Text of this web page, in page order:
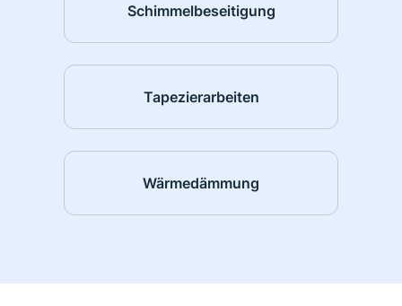
Schimmelbeseitigung
Tapezierarbeiten
Wärmedämmung